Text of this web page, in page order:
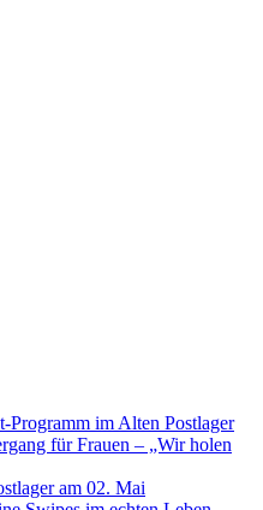
Programm im Alten Postlager
für Frauen – „Wir holen
am 02. Mai